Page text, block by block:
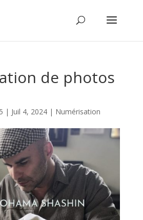
de photos
| Juil 4, 2024| Numérisation